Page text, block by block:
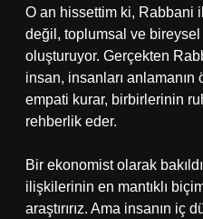
O an hissettim ki, Rabbani
değil, toplumsal ve
oluşturuyor. Gerçekten
insan, insanları
empati kurar, birbirlerinin
rehberlik eder.
Bir ekonomist olarak
ilişkilerinin en mantıklı
araştırırız. Ama insanın iç